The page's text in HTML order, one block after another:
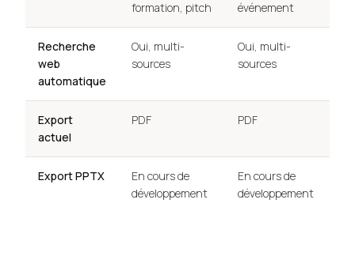
formation, pitch événement
Recherche
web
automatique
Oui, multi-
sources
Oui, multi-
sources
Export
actuel
PDF PDF
Export PPTX
En cours de
développement
En cours de
développement